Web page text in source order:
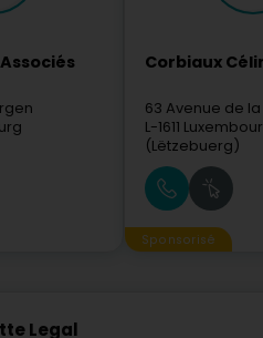
Corbiaux
63 Avenue de
L-1611
(Lëtzebuerg)
Sponsorisé
Legal